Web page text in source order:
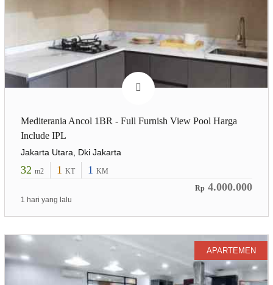
Mediterania Ancol 1BR - Full Furnish View Pool Harga
Include IPL
Jakarta Utara, Dki Jakarta
32 m2 1 KT 1 KM
Rp 4.000.000
1 hari yang lalu
APARTEMEN